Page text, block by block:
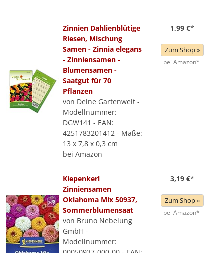
Zinnien Dahlienblütige
Riesen, Mischung
Samen - Zinnia elegans
- Zinniensamen -
Blumensamen -
Saatgut für 70
Pflanzen
von Deine Gartenwelt -
Modellnummer:
DGW141 - EAN:
4251783201412 - Maße:
13 x 7,8 x 0,3 cm
bei Amazon
1,99 €*
Zum Shop »
bei Amazon*
Kiepenkerl
Zinniensamen
Oklahoma Mix 50937,
Sommerblumensaat
von Bruno Nebelung
GmbH -
Modellnummer:
3,19 €*
Zum Shop »
bei Amazon*